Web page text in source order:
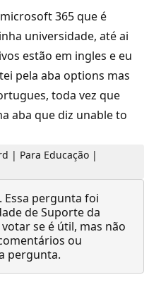
365 que é
universidade, até ai
estão em ingles e eu
pela aba options mas
toda vez que
aba que diz unable to
| Para Educação |
Essa pergunta foi
de Suporte da
se é útil, mas não
ou
pergunta.